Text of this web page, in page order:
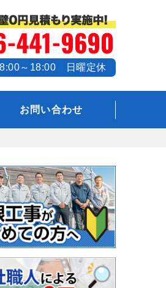
～18:00 日曜定休
お問い合わせ